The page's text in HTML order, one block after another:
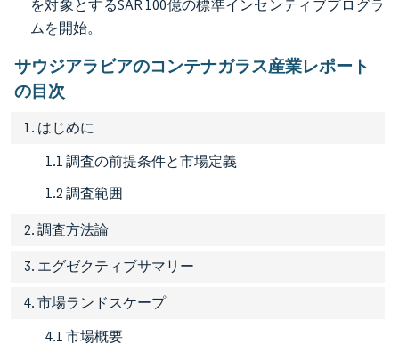
を対象とするSAR 100億の標準インセンティブプログラ
ムを開始。
サウジアラビアのコンテナガラス産業レポート
の目次
1. はじめに
1.1 調査の前提条件と市場定義
1.2 調査範囲
2. 調査方法論
3. エグゼクティブサマリー
4. 市場ランドスケープ
4.1 市場概要